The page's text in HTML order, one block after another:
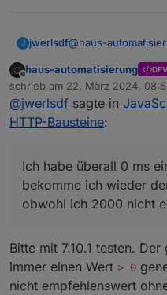
oder
J jwerlsdf@haus-
ich wieder den
2000 nicht
Offline
haus-automatisierung
schrieb am 22. März 2024,
zuletzt editiert von
@jwerlsdf sagte in
HTTP-Bausteine:
Ich habe überall 0 ms
bekomme ich wieder
obwohl ich 2000 nicht
Bitte mit 7.10.1 testen.
immer einen Wert > 0
nicht empfehlenswert